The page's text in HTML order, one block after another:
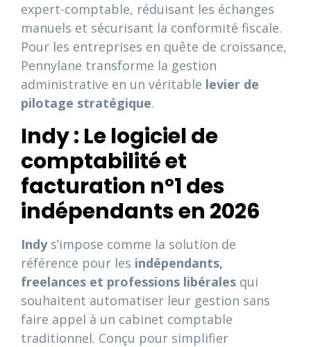
expert-comptable, réduisant les échanges
manuels et sécurisant la conformité fiscale.
Pour les entreprises en quête de croissance,
Pennylane transforme la gestion
administrative en un véritable levier de
pilotage stratégique.
Indy : Le logiciel de
comptabilité et
facturation n°1 des
indépendants en 2026
Indy s’impose comme la solution de
référence pour les indépendants,
freelances et professions libérales qui
souhaitent automatiser leur gestion sans
faire appel à un cabinet comptable
traditionnel. Conçu pour simplifier